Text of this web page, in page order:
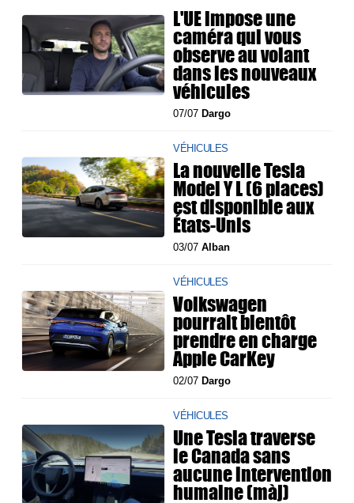
L'UE impose une
caméra qui vous
observe au volant
dans les nouveaux
véhicules
07/07Dargo
VÉHICULES
La nouvelle Tesla
Model Y L (6 places)
est disponible aux
États-Unis
03/07Alban
VÉHICULES
Volkswagen
pourrait bientôt
prendre en charge
Apple CarKey
02/07Dargo
VÉHICULES
Une Tesla traverse
le Canada sans
aucune intervention
humaine (màj)